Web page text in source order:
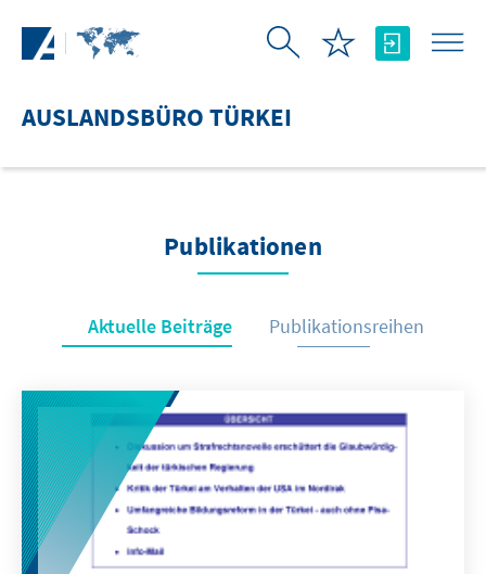
AUSLANDSBÜRO TÜRKEI
Publikationen
Aktuelle Beiträge Publikationsreihen